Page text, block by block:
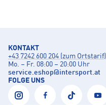
KONTAKT
+43 7242 600 204 (zum Ortstarif)
Mo. – Fr. 08:00 – 20:00 Uhr
service.eshop@intersport.at
FOLGE UNS